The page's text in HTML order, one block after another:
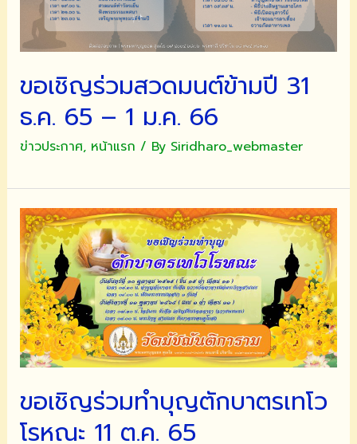
พุทธศักราช
๒๕๖๖
สำราญ
โชค
ดี
ขอเชิญร่วมสวดมนต์ข้ามปี 31
ธ.ค. 65 – 1 ม.ค. 66
ข่าวประกาศ, หน้าแรก / By Siridharo_webmaster
ขอเชิญร่วมทำบุญตักบาตรเทโว
โรหณะ 11 ต.ค. 65